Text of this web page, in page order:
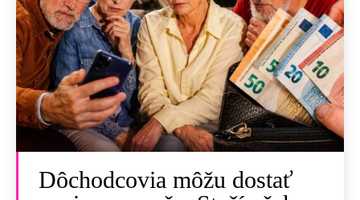
Dôchodcovia môžu dostať